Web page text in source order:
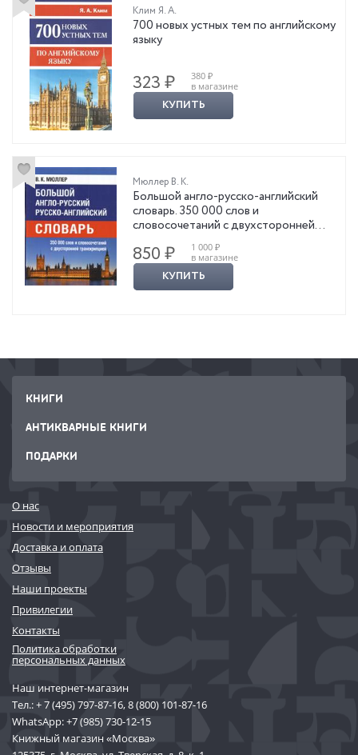
Клим Я. А.
700 новых устных тем по английскому
языку
323 ₽
380 ₽
в магазине
КУПИТЬ
Мюллер В. К.
Большой англо-русско-английский
словарь. 350 000 слов и
словосочетаний с двухсторонней
транскрипцией
850 ₽
1 000 ₽
в магазине
КУПИТЬ
КНИГИ
АНТИКВАРНЫЕ КНИГИ
ПОДАРКИ
О нас
Новости и мероприятия
Доставка и оплата
Отзывы
Наши проекты
Привилегии
Контакты
Политика обработки
персональных данных
Наш интернет-магазин
Тел.:+ 7 (495) 797-87-16,8 (800) 101-87-16
WhatsApp:+7 (985) 730-12-15
Книжный магазин «Москва»